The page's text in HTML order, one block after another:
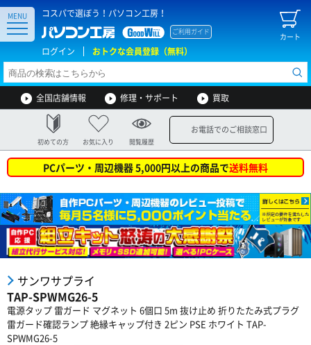
コスパで選ぼう！パソコン工房！
カート
ご利用ガイド
ログイン おトクな会員登録（無料）
MENU
全国店舗情報 修理・サポート 買取
初めての方 お気に入り 閲覧履歴
お電話でのご相談窓口
PCパーツ・周辺機器 5,000円以上の商品で送料無料
サンワサプライ
TAP-SPWMG26-5
電源タップ 雷ガード マグネット 6個口 5m 抜け止め 折りたたみ式プラグ
雷ガード確認ランプ 絶縁キャップ付き 2ピン PSE ホワイト TAP-
SPWMG26-5